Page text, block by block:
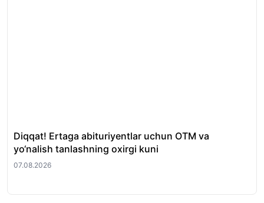
Diqqat! Ertaga abituriyentlar uchun OTM va
yo‘nalish tanlashning oxirgi kuni
07.08.2026